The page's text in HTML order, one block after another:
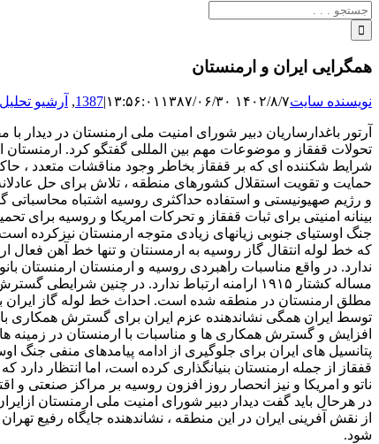
جستجو
برای:
همگرایی ایران و ارمنستان
نویسنده سایت۱۴۰۲/۸/۷ ۱۳:۵۶:۰۱ ۱۳۸۷/۰۶/۳۰ |
1387
, آرشیو
آرتور باغدارساریان دبیر شورای امنیت ملی ارمنستان در
تحولات قفقاز و موضوعات مهم بین المللی گفتگو کرد.
شرایط شکننده ای که بر قفقاز بخاطر وجود مناقشات متعدد ،
حمایت و تقویت استقلال کشورهای منطقه ، تلاش برای حل
و رژیم صهیونیستی و استفاده حداکثری روسیه اشتباه محاسباتی
بینانه امنیتی برای ثبات قفقاز و تحرکات امریکا و روسیه
جنگ اوستیای جنوبی زیانهای زیادی متوجه ارمنستان
که خط لوله انتقال گاز روسیه به ارمسنتان و تنها خط آهن
ندارد. در واقع مناسبات راهبردی روسیه و ارمنستان ارمنستان
مساله کشتار ۱۹۱۵ ارامنه ارتباط ندارد. در
مطلق ارمنستان در منطقه شده است. احداث خط لوله گاز ایران
توسط ایران همگی نشاندهنده عزم ایران برای گسترش همکاری با
افزایش و گسترش همکاری ها و مناسبات با ارمنستان در زمینه
پتانسیل های ایران برای جلوگیری از ادامه پیامدهای منفی
قفقاز از جمله ارمنستان بنیانگذاری کرده است، اما انتظار
ناتو و امریکا و نیز انحصار روز افزون روسیه بر مراکز صنعتی
در هرحال باید گفت دیدار دبیر شورای امنیت ملی ارمنستان
از نقش آفرینی ایران در این منطقه ، نشاندهنده جایگاه رفیع
شود.